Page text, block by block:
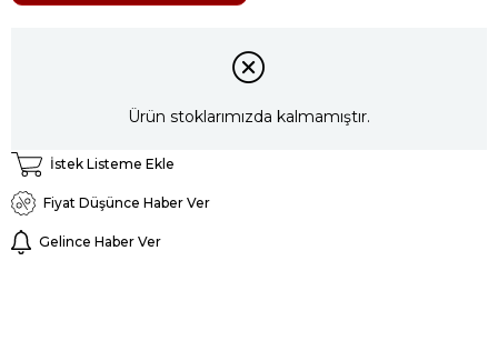
Ürün stoklarımızda kalmamıştır.
İstek Listeme Ekle
Fiyat Düşünce Haber Ver
Gelince Haber Ver